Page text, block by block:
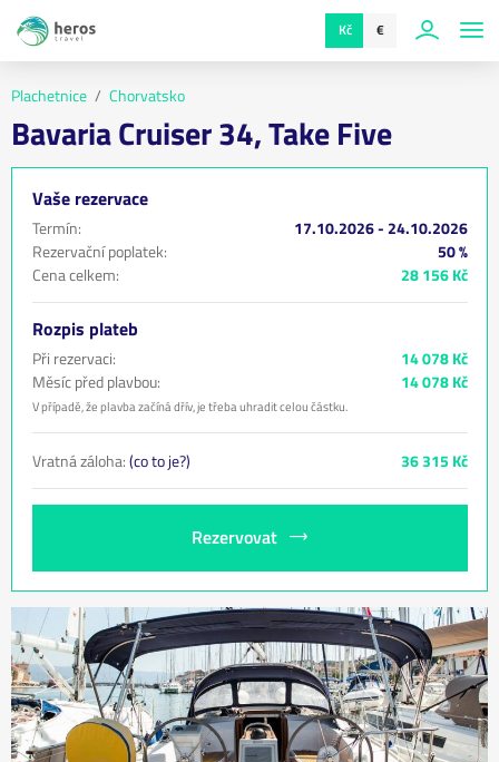
Kč €
Plachetnice Chorvatsko
Bavaria Cruiser 34, Take Five
Vaše rezervace
Termín:
17.10.2026 - 24.10.2026
Rezervační poplatek:
50 %
Cena celkem:
28 156 Kč
Rozpis plateb
Při rezervaci:
14 078 Kč
Měsíc před plavbou:
14 078 Kč
V případě, že plavba začíná dřív, je třeba uhradit celou částku.
Vratná záloha:(co to je?) 36 315 Kč
Rezervovat